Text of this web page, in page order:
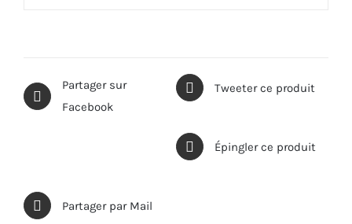
Partager sur
Facebook
Tweeter ce produit
Épingler ce produit
Partager par Mail